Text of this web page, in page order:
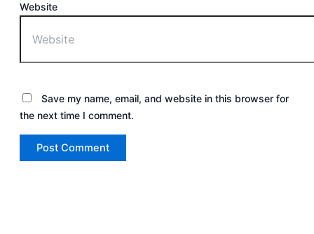
Website
Save my name, email, and website in this browser for
the next time I comment.